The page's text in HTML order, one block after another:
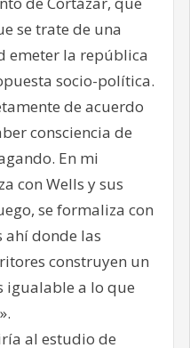
se trate de una
emeter la república
socio-política.
de acuerdo
consciencia de
En mi
con Wells y sus
se formaliza con
ahí donde las
construyen un
igualable a lo que
al estudio de